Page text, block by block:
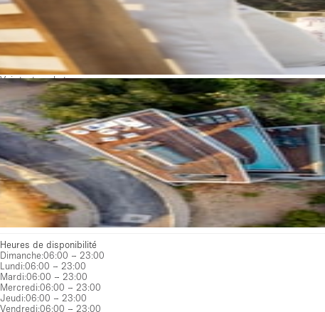
Voir toutes photos
Heures de disponibilité
Dimanche:06:00 – 23:00
Lundi:06:00 – 23:00
Mardi:06:00 – 23:00
Mercredi:06:00 – 23:00
Jeudi:06:00 – 23:00
Vendredi:06:00 – 23:00